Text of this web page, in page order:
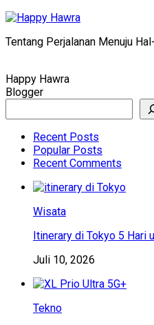
Skip
content
Tentang Perjalanan Menuju
Happy Hawra
Blogger
Recent Posts
Popular Posts
Recent Comments
Wisata
Itinerary di Tokyo 5 Hari
Juli 10, 2026
Tekno